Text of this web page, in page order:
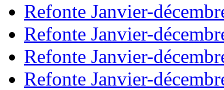
Refonte Janvier-
Refonte Janvier-
Refonte Janvier-
Refonte Janvier-